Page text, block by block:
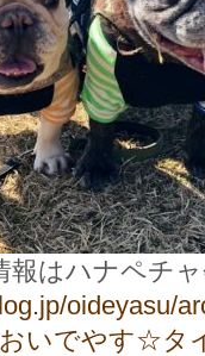
報はハナペチ
oideyasu/
いでやす☆タ